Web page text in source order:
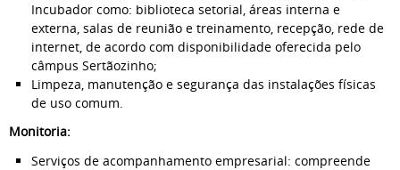
Incubador como: biblioteca setorial, áreas interna e
externa, salas de reunião e treinamento, recepção, rede de
internet, de acordo com disponibilidade oferecida pelo
câmpus Sertãozinho;
Limpeza, manutenção e segurança das instalações físicas
de uso comum.
Monitoria:
Serviços de acompanhamento empresarial: compreende